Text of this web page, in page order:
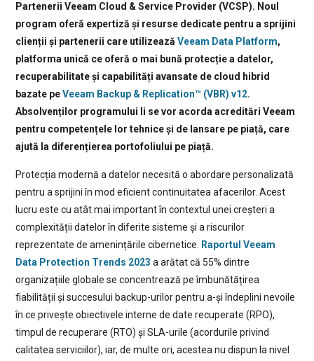
Partenerii Veeam Cloud & Service Provider (VCSP). Noul
program oferă expertiză și resurse dedicate pentru a sprijini
clienții și partenerii care utilizează Veeam Data Platform,
platforma unică ce oferă o mai bună protecție a datelor,
recuperabilitate și capabilități avansate de cloud hibrid
bazate peVeeam Backup & Replication™ (VBR) v12.
Absolvenților programului li se vor acorda acreditări Veeam
pentru competențele lor tehnice și de lansare pe piață, care
ajută la diferențierea portofoliului pe piață.
Protecția modernă a datelor necesită o abordare personalizată
pentru a sprijini în mod eficient continuitatea afacerilor. Acest
lucru este cu atât mai important în contextul unei creșteri a
complexității datelor în diferite sisteme și a riscurilor
reprezentate de amenințările cibernetice. Raportul Veeam
Data Protection Trends 2023 a arătat că 55% dintre
organizațiile globale se concentrează pe îmbunătățirea
fiabilității și succesului backup-urilor pentru a-și îndeplini nevoile
în ce privește obiectivele interne de date recuperate (RPO),
timpul de recuperare (RTO) și SLA-urile (acordurile privind
calitatea serviciilor), iar, de multe ori, acestea nu dispun la nivel